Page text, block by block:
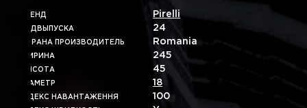
БРЕНД Pirelli
ГОДВЫПУСКА 24
СТРАНА ПРОИЗВОДИТЕЛЬ Romania
ШИРИНА 245
ВЫСОТА 45
ДІАМЕТР 18
ІНДЕКС НАВАНТАЖЕННЯ 100